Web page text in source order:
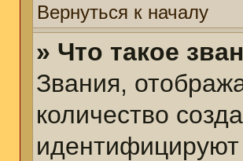
Вернуться к началу
» Что такое
Звания,
количество